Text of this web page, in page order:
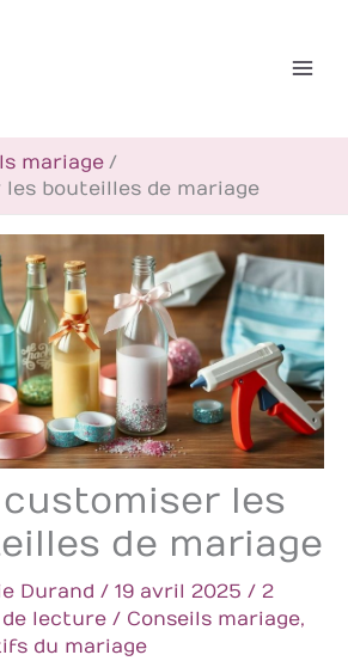
mariage
les bouteilles de mariage
customiser les
de mariage
Durand / 19 avril 2025 / 2
lecture / Conseils mariage,
du mariage